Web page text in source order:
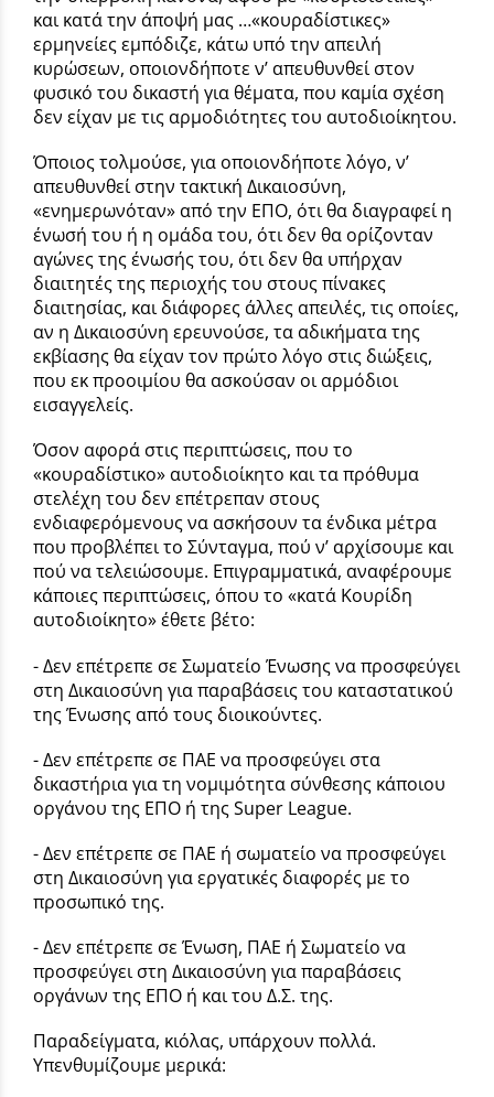
και κατά την άποψή μας …«κουραδίστικες»
ερμηνείες εμπόδιζε, κάτω υπό την απειλή
κυρώσεων, οποιονδήποτε ν’ απευθυνθεί στον
φυσικό του δικαστή για θέματα, που καμία σχέση
δεν είχαν με τις αρμοδιότητες του αυτοδιοίκητου.
Όποιος τολμούσε, για οποιονδήποτε λόγο, ν’
απευθυνθεί στην τακτική Δικαιοσύνη,
«ενημερωνόταν» από την ΕΠΟ, ότι θα διαγραφεί η
ένωσή του ή η ομάδα του, ότι δεν θα ορίζονταν
αγώνες της ένωσής του, ότι δεν θα υπήρχαν
διαιτητές της περιοχής του στους πίνακες
διαιτησίας, και διάφορες άλλες απειλές, τις οποίες,
αν η Δικαιοσύνη ερευνούσε, τα αδικήματα της
εκβίασης θα είχαν τον πρώτο λόγο στις διώξεις,
που εκ προοιμίου θα ασκούσαν οι αρμόδιοι
εισαγγελείς.
Όσον αφορά στις περιπτώσεις, που το
«κουραδίστικο» αυτοδιοίκητο και τα πρόθυμα
στελέχη του δεν επέτρεπαν στους
ενδιαφερόμενους να ασκήσουν τα ένδικα μέτρα
που προβλέπει το Σύνταγμα, πού ν’ αρχίσουμε και
πού να τελειώσουμε. Επιγραμματικά, αναφέρουμε
κάποιες περιπτώσεις, όπου το «κατά Κουρίδη
αυτοδιοίκητο» έθετε βέτο:
- Δεν επέτρεπε σε Σωματείο Ένωσης να προσφεύγει
στη Δικαιοσύνη για παραβάσεις του καταστατικού
της Ένωσης από τους διοικούντες.
- Δεν επέτρεπε σε ΠΑΕ να προσφεύγει στα
δικαστήρια για τη νομιμότητα σύνθεσης κάποιου
οργάνου της ΕΠΟ ή της Super League.
- Δεν επέτρεπε σε ΠΑΕ ή σωματείο να προσφεύγει
στη Δικαιοσύνη για εργατικές διαφορές με το
προσωπικό της.
- Δεν επέτρεπε σε Ένωση, ΠΑΕ ή Σωματείο να
προσφεύγει στη Δικαιοσύνη για παραβάσεις
οργάνων της ΕΠΟ ή και του Δ.Σ. της.
Παραδείγματα, κιόλας, υπάρχουν πολλά.
Υπενθυμίζουμε μερικά: